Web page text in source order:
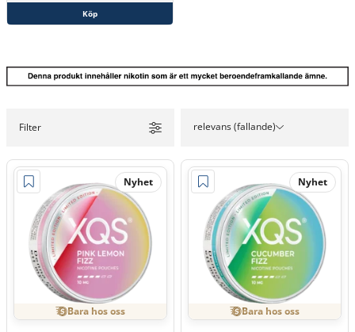
Köp
Filter relevans (fallande)
Nyhet
Bara hos oss
Nyhet
Bara hos oss